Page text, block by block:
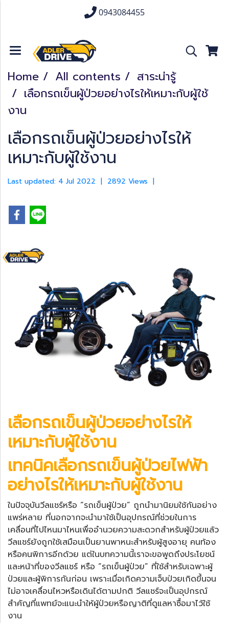
0943084455
Home All contents
สาระน่ารู้
เลือกรถเข็นผู้ป่วยอย่างไรให้เหมาะกับผู้ใช้
งาน
เลือกรถเข็นผู้ป่วยอย่างไรให้
เหมาะกับผู้ใช้งาน
Last updated: 4 Jul 2022 | 2892 Views |
เลือกรถเข็นผู้ป่วยอย่างไรให้
เหมาะกับผู้ใช้งาน
เทคนิคเลือกรถเข็นผู้ป่วยไฟฟ้า
อย่างไรให้เหมาะกับผู้ใช้งาน
ในปัจจุบันวีลแชร์หรือ “รถเข็นผู้ป่วย” ถูกนำมานิยมใช้กันอย่าง
แพร่หลาย ที่นอกจากจะนำมาใช้เป็นอุปกรณ์ที่ช่วยในการ
เคลื่อนที่ไปไหนมาไหนเพื่ออำนวยความสะดวกสำหรับผู้ป่วยแล้ว
วีลแชร์ยังถูกใช้เสมือนเป็นยานพาหนะสำหรับผู้สูงอายุ คนท้อง
หรือคนพิการอีกด้วย แต่ในบทความนี้เราจะขอพูดถึงประโยชน์
และหน้าที่ของวีลแชร์ หรือ “รถเข็นผู้ป่วย” ที่ใช้สำหรับเฉพาะผู้
ป่วยและผู้พิการกันก่อน เพราะเมื่อเกิดความเจ็บป่วยเกิดขึ้นจน
ไม่อาจเคลื่อนไหวหรือเดินได้ตามปกติ วีลแชร์จะเป็นอุปกรณ์
สำคัญที่แพทย์จะแนะนำให้ผู้ป่วยหรือญาติที่ดูแลหาซื้อมาไว้ใช้
งาน